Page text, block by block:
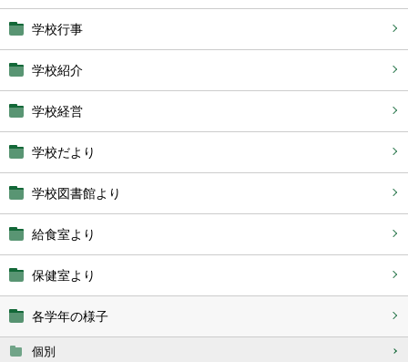
学校行事
学校紹介
学校経営
学校だより
学校図書館より
給食室より
保健室より
各学年の様子
個別